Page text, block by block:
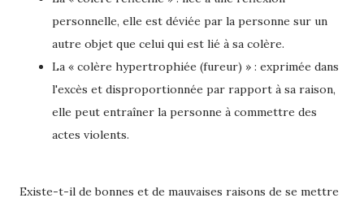
personnelle, elle est déviée par la personne sur un
autre objet que celui qui est lié à sa colère.
La « colère hypertrophiée (fureur) » : exprimée dans
l'excès et disproportionnée par rapport à sa raison,
elle peut entraîner la personne à commettre des
actes violents.
Existe-t-il de bonnes et de mauvaises raisons de se mettre